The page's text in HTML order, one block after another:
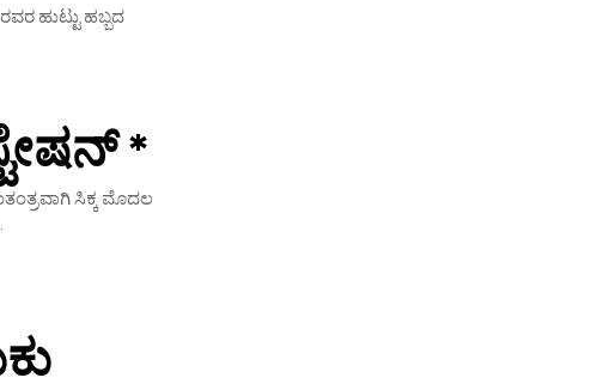
ಹುಟ್ಟು ಹಬ್ಬದ
*
ಸಿಕ್ಕ ಮೊದಲ